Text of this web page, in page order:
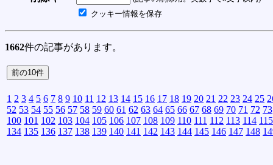
クッキー情報を保存
1662件の記事があります。
1 2 3 4 5 6 7 8 9 10 11 12 13 14 15 16 17 18 19 20 21 22 23 24 25
52 53 54 55 56 57 58 59 60 61 62 63 64 65 66 67 68 69 70 71 72 73
100 101 102 103 104 105 106 107 108 109 110 111 112 113 114 115
134 135 136 137 138 139 140 141 142 143 144 145 146 147 148